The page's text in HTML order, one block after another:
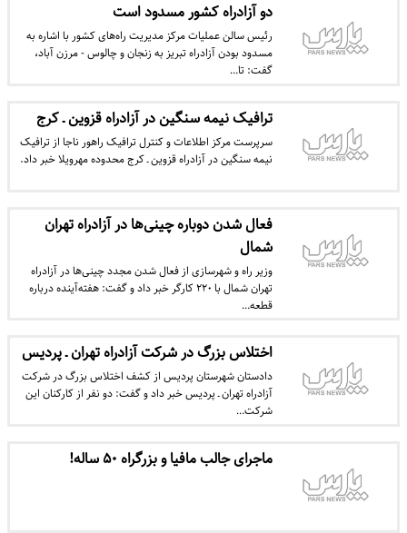
دو آزادراه کشور مسدود است
رئیس سالن عملیات مرکز مدیریت راه‌های کشور با اشاره به
مسدود بودن آزادراه تبریز به زنجان و چالوس - مرزن آباد،
گفت: تا…
ترافیک نیمه سنگین در آزادراه قزوین ـ کرج
سرپرست مرکز اطلاعات و کنترل ترافیک راهور ناجا از ترافیک
نیمه سنگین در آزادراه قزوین ـ کرج محدوده مهرویلا خبر داد.
فعال شدن دوباره چینی‌ها در آزادراه تهران
شمال
وزیر راه و شهرسازی از فعال شدن مجدد چینی‌ها در آزادراه
تهران شمال با ۲۲۰ کارگر خبر داد و گفت: هفته‌‌آینده درباره
قطعه…
اختلاس بزرگ در شرکت آزادراه تهران ـ پردیس
دادستان شهرستان پردیس از کشف اختلاس بزرگ در شرکت
آزادراه تهران ـ پردیس خبر داد و گفت: دو نفر از کارکنان این
شرکت…
ماجرای جالب مافیا و بزرگراه ۵۰ ساله!